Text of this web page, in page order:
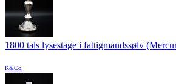
1800 tals lysestage i fattigmandssølv
K&Co.